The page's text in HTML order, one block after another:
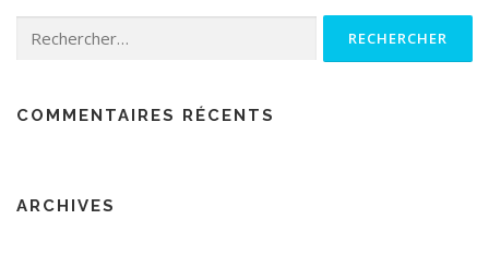
COMMENTAIRES RÉCENTS
ARCHIVES